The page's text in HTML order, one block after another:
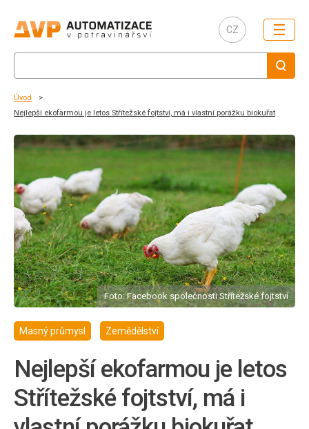
CZ ☰
Úvod
Nejlepší ekofarmou je letos Střítežské fojtství, má i vlastní porážku biokuřat
Foto: Facebook společnosti Střítežské fojtství
Masný průmysl Zemědělství
Nejlepší ekofarmou je letos
Střítežské fojtství, má i